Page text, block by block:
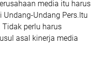
media itu harus
Undang Pers.Itu
perlu harus
asal kinerja media